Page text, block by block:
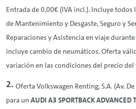
Entrada de 0,00€ (IVA incl.). Incluye todos
de Mantenimiento y Desgaste, Seguro y
Reparaciones y Asistencia en viaje
incluye cambio de neumáticos. Oferta
variación en las condiciones del precio
Oferta Volkswagen Renting, S.A. (Av.
para un AUDI A3 SPORTBACK ADVANCED